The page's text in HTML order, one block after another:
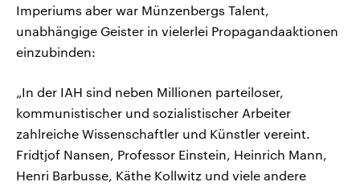
Imperiums aber war Münzenbergs Talent,
unabhängige Geister in vielerlei Propagandaaktionen
einzubinden:
„In der IAH sind neben Millionen parteiloser,
kommunistischer und sozialistischer Arbeiter
zahlreiche Wissenschaftler und Künstler vereint.
Fridtjof Nansen, Professor Einstein, Heinrich Mann,
Henri Barbusse, Käthe Kollwitz und viele andere